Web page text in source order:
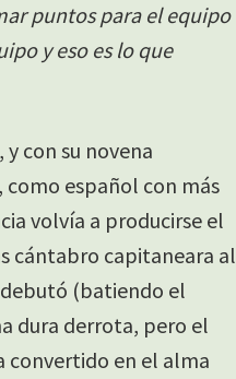
puntos para el equipo
y eso es lo que
con su novena
como español con más
volvía a producirse el
cántabro capitaneara al
debutó (batiendo el
dura derrota, pero el
convertido en el alma